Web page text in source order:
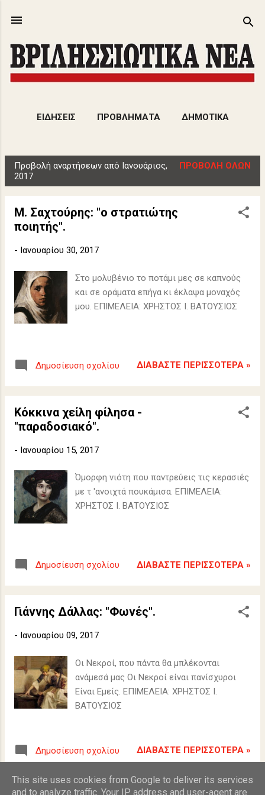
ΕΙΔΗΣΕΙΣ ΠΡΟΒΛΗΜΑΤΑ ΔΗΜΟΤΙΚΑ
ΠΟΛΙΤΙΣΜΟΣ
ν
Προβολή αναρτήσεων από Ιανουάριος,
2017
ΠΡΟΒΟΛΉ ΌΛΩΝ
Μ. Σαχτούρης: "ο στρατιώτης
ποιητής".
- Ιανουαρίου 30, 2017
Στο μολυβένιο το ποτάμι μες σε καπνούς
και σε οράματα επήγα κι έκλαψα μοναχός
μου. ΕΠΙΜΕΛΕΙΑ: ΧΡΗΣΤΟΣ Ι. ΒΑΤΟΥΣΙΟΣ
Δημοσίευση σχολίου ΔΙΑΒΆΣΤΕ ΠΕΡΙΣΣΌΤΕΡΑ »
Κόκκινα χείλη φίλησα -
"παραδοσιακό".
- Ιανουαρίου 15, 2017
Όμορφη νιότη που παντρεύεις τις κερασιές
με τ 'ανοιχτά πουκάμισα. ΕΠΙΜΕΛΕΙΑ:
ΧΡΗΣΤΟΣ Ι. ΒΑΤΟΥΣΙΟΣ
Δημοσίευση σχολίου ΔΙΑΒΆΣΤΕ ΠΕΡΙΣΣΌΤΕΡΑ »
Γιάννης Δάλλας: "Φωνές".
- Ιανουαρίου 09, 2017
Οι Νεκροί, που πάντα θα μπλέκονται
ανάμεσά μας Οι Νεκροί είναι πανίσχυροι
Είναι Εμείς. ΕΠΙΜΕΛΕΙΑ: ΧΡΗΣΤΟΣ Ι.
ΒΑΤΟΥΣΙΟΣ
Δημοσίευση σχολίου ΔΙΑΒΆΣΤΕ ΠΕΡΙΣΣΌΤΕΡΑ »
This site uses cookies from Google to deliver its services
and to analyze traffic. Your IP address and user-agent are